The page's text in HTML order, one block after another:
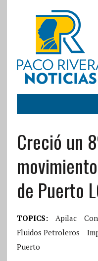
Creció un
de Puerto
TOPICS: Apilac
Fluidos Petroleros
Puerto